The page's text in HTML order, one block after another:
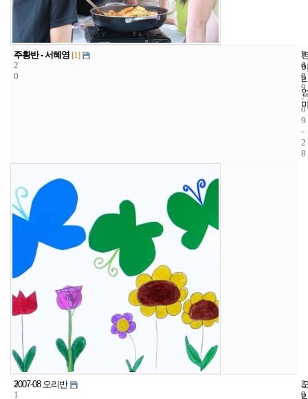
3
2
0
주황반 - 서혜영 [1]
2
4
6
2
0
0
9
-
0
9
-
2
8
3
1
2007-08 오리반
2
0
2
0